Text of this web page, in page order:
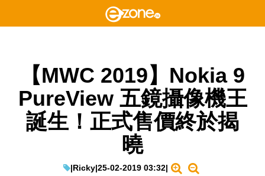
【MWC 2019】Nokia 9
PureView 五鏡攝像機王
誕生！正式售價終於揭
曉
|Ricky|25-02-2019 03:32|